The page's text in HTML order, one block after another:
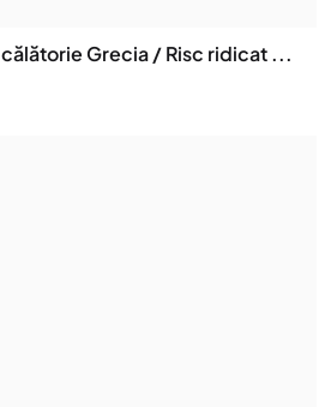
Grecia / Risc ridicat ...